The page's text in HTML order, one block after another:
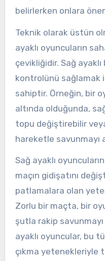
belirlerken onlara
Teknik olarak üstün
ayaklı oyuncuların
çevikliğidir. Sağ
kontrolünü sağlamak
sahiptir. Örneğin, bir
altında olduğunda,
topu değiştirebilir
hareketle savunmayı
Sağ ayaklı
maçın gidişatını
patlamalara olan
Zorlu bir maçta, bir
şutla rakip
ayaklı oyuncular, bu
çıkma yetenekleriyle